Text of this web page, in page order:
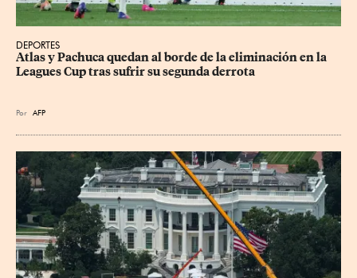
DEPORTES
Atlas y Pachuca quedan al borde de la eliminación en la
Leagues Cup tras sufrir su segunda derrota
Por AFP